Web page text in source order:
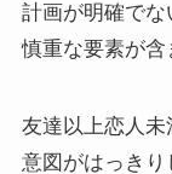
計画が明確で
慎重な要素が含
友達以上恋人
意図がはっきり